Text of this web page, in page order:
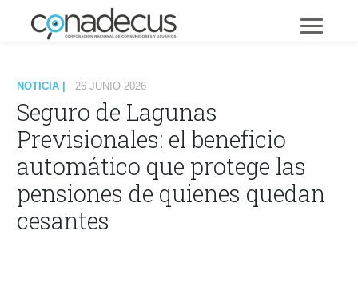
NOTICIA | 26 JUNIO 2026
Seguro de Lagunas
Previsionales: el beneficio
automático que protege las
pensiones de quienes quedan
cesantes